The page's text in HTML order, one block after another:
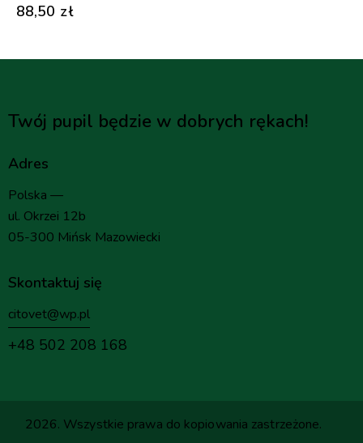
88,50 zł
Twój pupil będzie w dobrych rękach!
Adres
Polska —
ul. Okrzei 12b
05-300 Mińsk Mazowiecki
Skontaktuj się
citovet@wp.pl
+48 502 208 168
2026. Wszystkie prawa do kopiowania zastrzeżone.